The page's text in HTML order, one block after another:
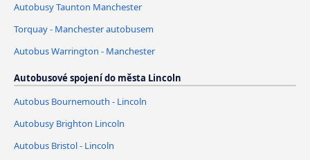
Autobusy Taunton Manchester
Torquay - Manchester autobusem
Autobus Warrington - Manchester
Autobusové spojení do města Lincoln
Autobus Bournemouth - Lincoln
Autobusy Brighton Lincoln
Autobus Bristol - Lincoln